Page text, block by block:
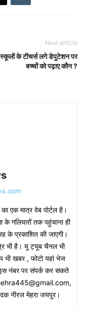
Next article
स्कूलों के टीचर्स लगे डेपुटेशन पर
बच्चों को पढ़ाए कौन ?
एक मात्र वेब पोर्टल है।
गलियारों तक पहुंचाना ही
के प्रकाशित की जाएगी।
भी है। यू ट्यूब चैनल भी
भी खबर , फोटो यहां भेज
नंबर पर संपर्क कर सकते
नीरज मेहरा जयपुर।